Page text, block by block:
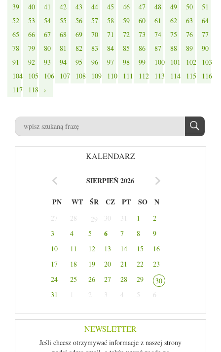
39 40 41 42 43 44 45 46 47 48 49 50
51
52
53 54 55 56 57 58 59 60 61 62 63
64
65
66 67 68 69 70 71 72 73 74 75 76
77
78
79 80 81 82 83 84 85 86 87 88 89
90
91
92 93 94 95 96 97 98 99 100 101 102
103
104
105 106 107 108 109 110 111 112 113 114 115
116
117
118 ›
KALENDARZ
SIERPIEŃ 2026
PN WT ŚR CZ PT SO N
27 28 29 30 31 1
2
3
4 5 6 7 8
9
10
11 12 13 14 15
16
17
18 19 20 21 22
23
24
25 26 27 28 29
30
31
1 2 3 4 5 6
NEWSLETTER
Jeśli chcesz otrzymywać informacje z naszej strony